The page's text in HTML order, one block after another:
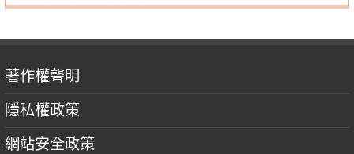
著作權聲明
隱私權政策
網站安全政策